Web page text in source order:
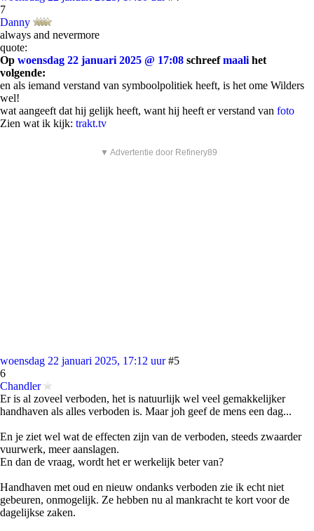
7
Danny
always and nevermore
quote:
Op woensdag 22 januari 2025 @ 17:08 schreefmaali het
volgende:
en als iemand verstand van symboolpolitiek heeft, is het ome Wilders
wel!
wat aangeeft dat hij gelijk heeft, want hij heeft er verstand van foto
Zien wat ik kijk: trakt.tv
▼ Advertentie door Refinery89
woensdag 22 januari 2025, 17:12 uur #5
6
Chandler
Er is al zoveel verboden, het is natuurlijk wel veel gemakkelijker
handhaven als alles verboden is. Maar joh geef de mens een dag...
En je ziet wel wat de effecten zijn van de verboden, steeds zwaarder
vuurwerk, meer aanslagen.
En dan de vraag, wordt het er werkelijk beter van?
Handhaven met oud en nieuw ondanks verboden zie ik echt niet
gebeuren, onmogelijk. Ze hebben nu al mankracht te kort voor de
dagelijkse zaken.